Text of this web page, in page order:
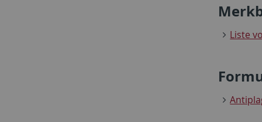
Liste